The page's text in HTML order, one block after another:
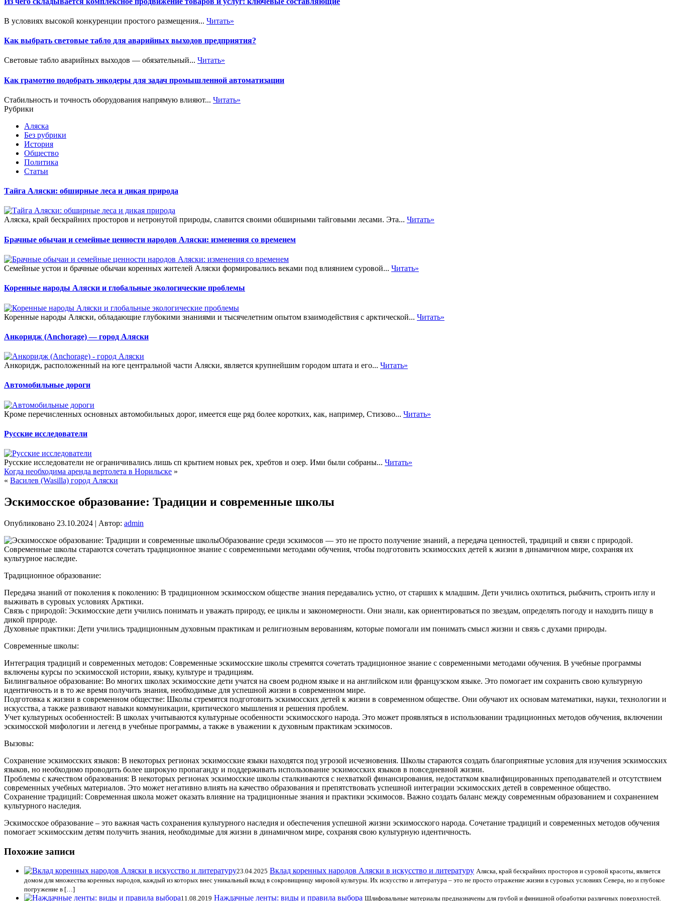
В условиях высокой конкуренции простого размещения... Читать»
Как выбрать световые табло для аварийных выходов предприятия?
Световые табло аварийных выходов — обязательный... Читать»
Как грамотно подобрать энкодеры для задач промышленной автоматизации
Стабильность и точность оборудования напрямую влияют... Читать»
Рубрики
Аляска
Без рубрики
История
Общество
Политика
Статьи
Тайга Аляски: обширные леса и дикая природа
Аляска, край бескрайних просторов и нетронутой природы, славится своими обширными тайговыми лесами. Эта... Читать»
Брачные обычаи и семейные ценности народов Аляски: изменения со временем
Семейные устои и брачные обычаи коренных жителей Аляски формировались веками под влиянием суровой... Читать»
Коренные народы Аляски и глобальные экологические проблемы
Коренные народы Аляски, обладающие глубокими знаниями и тысячелетним опытом взаимодействия с арктической... Читать»
Анкоридж (Anchorage) — город Аляски
Анкоридж, расположенный на юге центральной части Аляски, является крупнейшим городом штата и его... Читать»
Автомобильные дороги
Кроме перечисленных основных автомобильных дорог, имеется еще ряд более коротких, как, например, Стизово... Читать»
Русские исследователи
Русские исследователи не ограничивались лишь сп крытием новых рек, хребтов и озер. Ими были собраны... Читать»
Когда необходима аренда вертолета в Норильске »
« Василев (Wasilla) город Аляски
Эскимосское образование: Традиции и современные школы
Опубликовано 23.10.2024 | Автор: admin
Образование среди эскимосов — это не просто получение знаний, а передача ценностей, традиций и связи с природой.
Современные школы стараются сочетать традиционное знание с современными методами обучения, чтобы подготовить эскимосских детей к жизни в динамичном мире, сохраняя их
культурное наследие.
Традиционное образование:
Передача знаний от поколения к поколению: В традиционном эскимосском обществе знания передавались устно, от старших к младшим. Дети учились охотиться, рыбачить, строить иглу и
выживать в суровых условиях Арктики.
Связь с природой: Эскимосские дети учились понимать и уважать природу, ее циклы и закономерности. Они знали, как ориентироваться по звездам, определять погоду и находить пищу в
дикой природе.
Духовные практики: Дети учились традиционным духовным практикам и религиозным верованиям, которые помогали им понимать смысл жизни и связь с духами природы.
Современные школы:
Интеграция традиций и современных методов: Современные эскимосские школы стремятся сочетать традиционное знание с современными методами обучения. В учебные программы
включены курсы по эскимосской истории, языку, культуре и традициям.
Билингвальное образование: Во многих школах эскимосские дети учатся на своем родном языке и на английском или французском языке. Это помогает им сохранить свою культурную
идентичность и в то же время получить знания, необходимые для успешной жизни в современном мире.
Подготовка к жизни в современном обществе: Школы стремятся подготовить эскимосских детей к жизни в современном обществе. Они обучают их основам математики, науки, технологии и
искусства, а также развивают навыки коммуникации, критического мышления и решения проблем.
Учет культурных особенностей: В школах учитываются культурные особенности эскимосского народа. Это может проявляться в использовании традиционных методов обучения, включении
эскимосской мифологии и легенд в учебные программы, а также в уважении к духовным практикам эскимосов.
Вызовы:
Сохранение эскимосских языков: В некоторых регионах эскимосские языки находятся под угрозой исчезновения. Школы стараются создать благоприятные условия для изучения эскимосских
языков, но необходимо проводить более широкую пропаганду и поддерживать использование эскимосских языков в повседневной жизни.
Проблемы с качеством образования: В некоторых регионах эскимосские школы сталкиваются с нехваткой финансирования, недостатком квалифицированных преподавателей и отсутствием
современных учебных материалов. Это может негативно влиять на качество образования и препятствовать успешной интеграции эскимосских детей в современное общество.
Сохранение традиций: Современная школа может оказать влияние на традиционные знания и практики эскимосов. Важно создать баланс между современным образованием и сохранением
культурного наследия.
Эскимосское образование – это важная часть сохранения культурного наследия и обеспечения успешной жизни эскимосского народа. Сочетание традиций и современных методов обучения
помогает эскимосским детям получить знания, необходимые для жизни в динамичном мире, сохраняя свою культурную идентичность.
Похожие записи
23.04.2025 Вклад коренных народов Аляски в искусство и литературу Аляска, край бескрайних просторов и суровой красоты, является
домом для множества коренных народов, каждый из которых внес уникальный вклад в сокровищницу мировой культуры. Их искусство и литература – это не просто отражение жизни в суровых условиях Севера, но и глубокое
погружение в […]
11.08.2019 Наждачные ленты: виды и правила выбора Шлифовальные материалы предназначены для грубой и финишной обработки различных поверхностей.